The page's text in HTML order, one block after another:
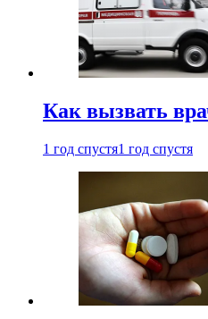
Как вызвать
1 год спустя1 год спустя